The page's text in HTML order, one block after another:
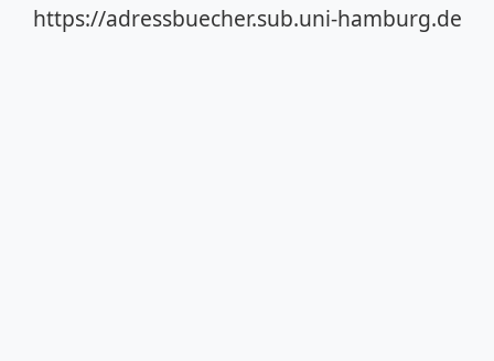
https://adressbuecher.sub.uni-hamburg.de